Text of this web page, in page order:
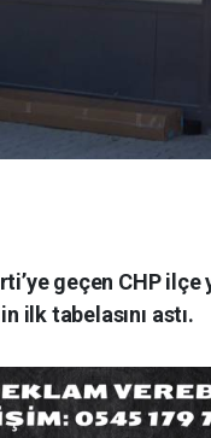
geçen CHP
ilk tabelasını astı.